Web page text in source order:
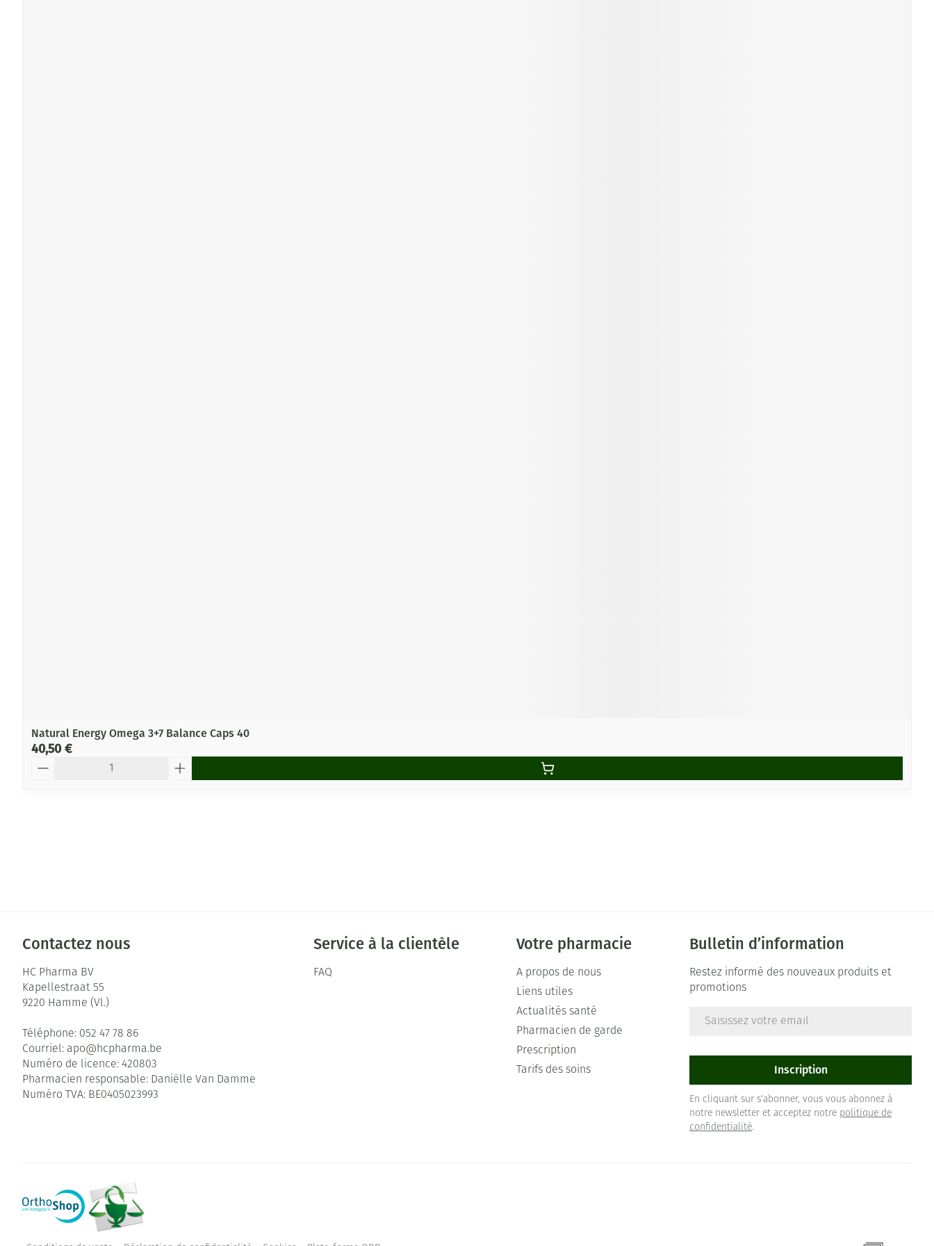
Natural Energy Omega 3+7 Balance Caps 40
40,50 €
Contactez nous
HC Pharma BV
Kapellestraat 55
9220 Hamme (Vl.)
Téléphone: 052 47 78 86
Courriel: apo@hcpharma.be
Numéro de licence: 420803
Pharmacien responsable: Daniëlle Van Damme
Numéro TVA: BE0405023993
Service à la clientèle
FAQ
Votre pharmacie
A propos de nous
Liens utiles
Actualités santé
Pharmacien de garde
Prescription
Tarifs des soins
Bulletin d’information
Restez informé des nouveaux produits et
promotions
Inscription
En cliquant sur s'abonner, vous vous abonnez à
notre newsletter et acceptez notre politique de
confidentialité.